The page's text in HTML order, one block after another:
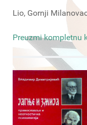
Lio, Gornji
Preuzmi kompletnu